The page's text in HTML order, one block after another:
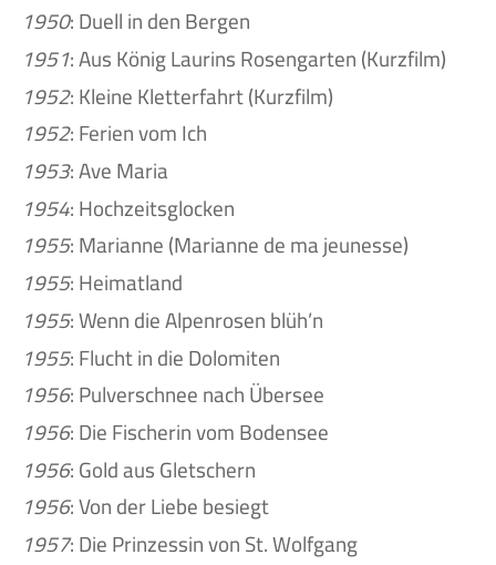
1950: Duell in den Bergen
1951: Aus König Laurins Rosengarten (Kurzfilm)
1952: Kleine Kletterfahrt (Kurzfilm)
1952: Ferien vom Ich
1953: Ave Maria
1954: Hochzeitsglocken
1955: Marianne (Marianne de ma jeunesse)
1955: Heimatland
1955: Wenn die Alpenrosen blüh’n
1955: Flucht in die Dolomiten
1956: Pulverschnee nach Übersee
1956: Die Fischerin vom Bodensee
1956: Gold aus Gletschern
1956: Von der Liebe besiegt
1957: Die Prinzessin von St. Wolfgang